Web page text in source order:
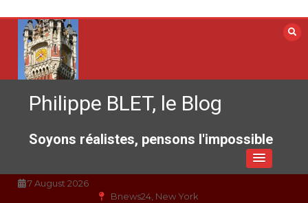
contenu
Philippe BLET, le Blog
Soyons réalistes, pensons l'impossible
7 August 2026
Bnews24, New York